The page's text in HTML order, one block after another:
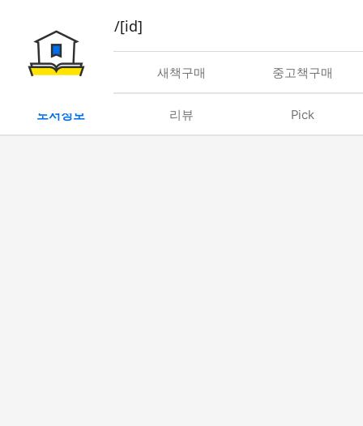
book/rent/[id]
대여 새책구매 중고책구매
도서정보 리뷰 Pick